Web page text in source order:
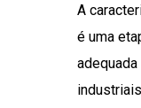
A
é uma